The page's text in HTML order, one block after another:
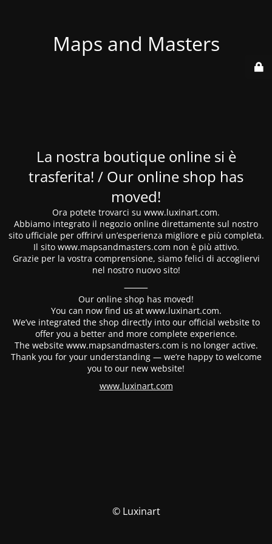
Maps and Masters
La nostra boutique online si è
trasferita! / Our online shop has
moved!
Ora potete trovarci su www.luxinart.com.
Abbiamo integrato il negozio online direttamente sul nostro
sito ufficiale per offrirvi un’esperienza migliore e più completa.
Il sito www.mapsandmasters.com non è più attivo.
Grazie per la vostra comprensione, siamo felici di accogliervi
nel nostro nuovo sito!
⸻
Our online shop has moved!
You can now find us at www.luxinart.com.
We’ve integrated the shop directly into our official website to
offer you a better and more complete experience.
The website www.mapsandmasters.com is no longer active.
Thank you for your understanding — we’re happy to welcome
you to our new website!
www.luxinart.com
© Luxinart